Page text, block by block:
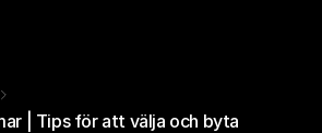
| Tips för att välja och byta